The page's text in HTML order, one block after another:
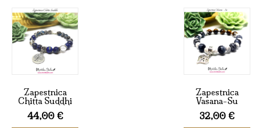
Zapestnica
Chitta Suddhi
44,00 €
Zapestnica
Vasana-Su
32,00 €